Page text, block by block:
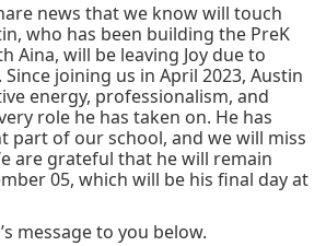
news that we know will touch
who has been building the PreK
Aina, will be leaving Joy due to
joining us in April 2023, Austin
energy, professionalism, and
role he has taken on. He has
part of our school, and we will miss
are grateful that he will remain
05, which will be his final day at
message to you below.